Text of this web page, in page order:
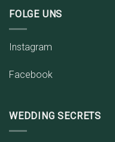
FOLGE UNS
Instagram
Facebook
WEDDING SECRETS